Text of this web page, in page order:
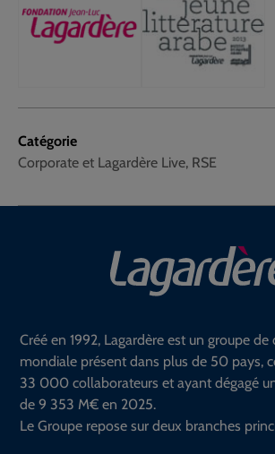
Catégorie
Corporate et Lagardère Live, RSE
Créé en 1992, Lagardère est un groupe
mondiale présent dans plus de 50 pays,
33 000 collaborateurs et ayant dégagé
de 9 353 M€ en 2025.
Le Groupe repose sur deux branches